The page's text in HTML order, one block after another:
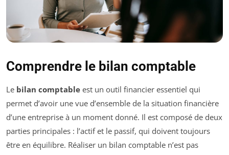
Comprendre le bilan comptable
Le bilan comptable est un outil financier essentiel qui
permet d’avoir une vue d’ensemble de la situation financière
d’une entreprise à un moment donné. Il est composé de deux
parties principales : l’actif et le passif, qui doivent toujours
être en équilibre. Réaliser un bilan comptable n’est pas